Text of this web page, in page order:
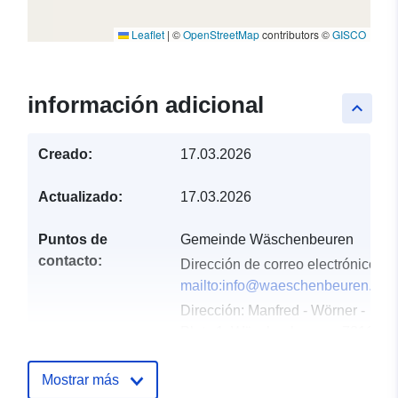
Leaflet | ©OpenStreetMapcontributors ©GISCO
keyboard_arrow_up
información adicional
Creado: 17.03.2026
Actualizado: 17.03.2026
Puntos de
contacto:
Gemeinde Wäschenbeuren
Dirección de correo electrónico:
mailto:info@waeschenbeuren.de
Dirección: Manfred - Wörner -
Mostrar más